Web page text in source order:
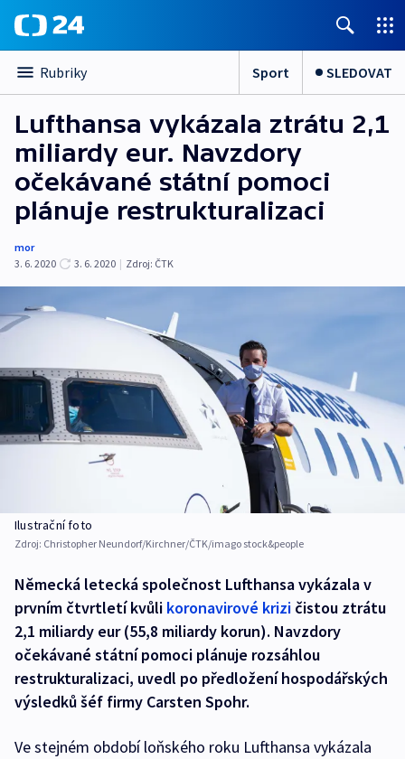
Rubriky Sport SLEDOVAT
Lufthansa vykázala ztrátu 2,1
miliardy eur. Navzdory
očekávané státní pomoci
plánuje restrukturalizaci
mor
3. 6. 2020
3. 6. 2020 | Zdroj: ČTK
Ilustrační foto
Zdroj: Christopher Neundorf/Kirchner/ČTK/imago stock&people
Německá letecká společnost Lufthansa vykázala v
prvním čtvrtletí kvůli koronavirové krizi čistou ztrátu
2,1 miliardy eur (55,8 miliardy korun). Navzdory
očekávané státní pomoci plánuje rozsáhlou
restrukturalizaci, uvedl po předložení hospodářských
výsledků šéf firmy Carsten Spohr.
Ve stejném období loňského roku Lufthansa vykázala